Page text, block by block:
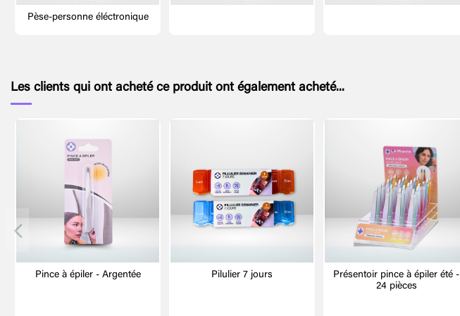
Pèse-personne éléctronique
Les clients qui ont acheté ce produit ont également acheté...
Pince à épiler - Argentée Pilulier 7 jours
Présentoir pince à épiler été -
24 pièces